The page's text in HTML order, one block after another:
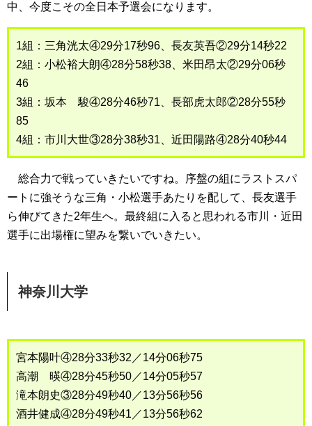
中、今度こその全日本予選会になります。
1組：三角洸太④29分17秒96、長友英吾②29分14秒22
2組：小松裕大朗④28分58秒38、米田昂太②29分06秒
46
3組：坂本 駿④28分46秒71、長部虎太郎②28分55秒
85
4組：市川大世③28分38秒31、近田陽路④28分40秒44
総合力で戦っていきたいですね。序盤の組にラストスパ
ートに強そうな三角・小松選手あたりを配して、長友選手
ら伸びてきた2年生へ。最終組に入ると思われる市川・近田
選手に出場権に望みを繋いでいきたい。
神奈川大学
宮本陽叶④28分33秒32／14分06秒75
高潮 暎④28分45秒50／14分05秒57
滝本朗史③28分49秒40／13分56秒56
酒井健成④28分49秒41／13分56秒62